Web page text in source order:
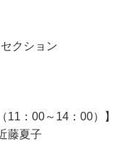
クション
11：00～14：00）】
夏子